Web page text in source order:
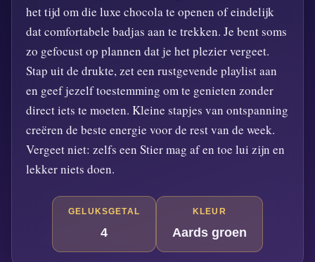
het tijd om die luxe chocola te openen of eindelijk
dat comfortabele badjas aan te trekken. Je bent soms
zo gefocust op plannen dat je het plezier vergeet.
Stap uit de drukte, zet een rustgevende playlist aan
en geef jezelf toestemming om te genieten zonder
direct iets te moeten. Kleine stapjes van ontspanning
creëren de beste energie voor de rest van de week.
Vergeet niet: zelfs een Stier mag af en toe lui zijn en
lekker niets doen.
GELUKSGETAL
4
KLEUR
Aards groen